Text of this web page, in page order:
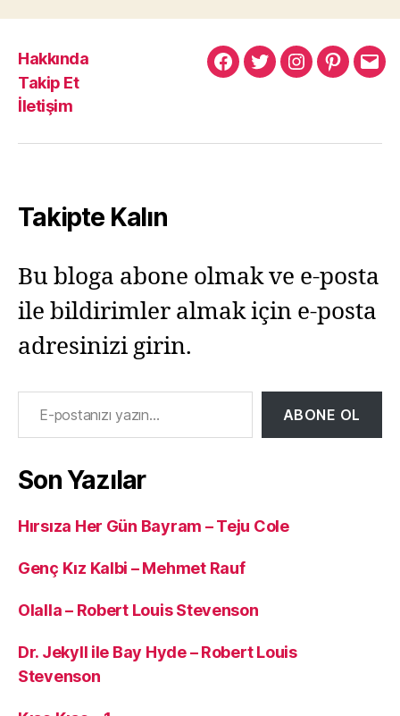
Hakkında
Takip Et
İletişim
MuratMuratMuratPinterest
Takipte Kalın
Bu bloga abone olmak ve e-posta
ile bildirimler almak için e-posta
adresinizi girin.
E-postanızı yazın…
ABONE OL
Son Yazılar
Hırsıza Her Gün Bayram – Teju Cole
Genç Kız Kalbi – Mehmet Rauf
Olalla – Robert Louis Stevenson
Dr. Jekyll ile Bay Hyde – Robert Louis
Stevenson